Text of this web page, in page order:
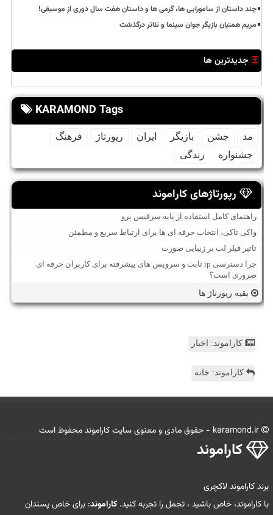
چند داستان از سامورایی ها، گرمی ها و داستان هفت سال دوری از موسیقی!
مریم همتیان بازیگر جوان سینما و تئاتر درگذشت
جدیدترین ها
KARAMOND Tags
مد جشن بازیگر ایران رپورتاژ
فرهنگ
جشنواره
زندگی
رپورتاژهای کاراموند
راهنمای کامل استفاده از پایه سرفیس پرو
واکی تاکی، انتخاب حرفه ای ها برای ارتباط سریع و مطمئن
تاثیر فیلر لب بر زیبایی صورت
چرا دسترسی ip ثابت و سرویس های پیشرفته برای کاربران حرفه ای
ضروری است؟
بقیه رپورتاژ ها
کاراموند: اخبار
کاراموند: خانه
كاراموند
برند کاراموند لاکچری
با کاراموند، خاص باشید ، تجمل را تجربه کنید. کاراموند: برای خاص پسندان